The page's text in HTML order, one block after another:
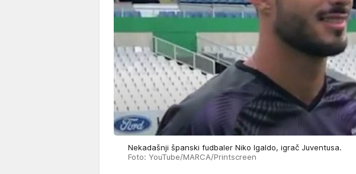
Nekadašnji španski fudbaler Niko Igaldo, igrač Juventusa.
Foto: YouTube/MARCA/Printscreen